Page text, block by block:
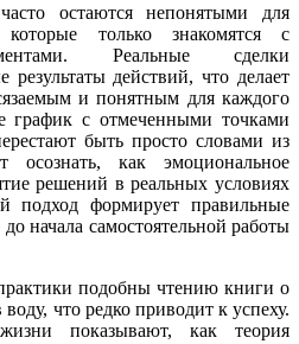
остаются непонятыми для
только знакомятся с
Реальные сделки
результаты действий, что делает
и понятным для каждого
график с отмеченными точками
быть просто словами из
осознать, как эмоциональное
решений в реальных условиях
подход формирует правильные
начала самостоятельной работы
подобны чтению книги о
что редко приводит к успеху.
показывают, как теория